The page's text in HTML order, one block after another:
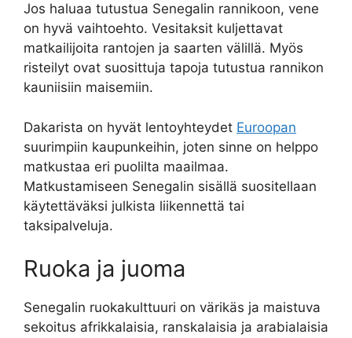
Jos haluaa tutustua Senegalin rannikoon, vene
on hyvä vaihtoehto. Vesitaksit kuljettavat
matkailijoita rantojen ja saarten välillä. Myös
risteilyt ovat suosittuja tapoja tutustua rannikon
kauniisiin maisemiin.
Dakarista on hyvät lentoyhteydet Euroopan
suurimpiin kaupunkeihin, joten sinne on helppo
matkustaa eri puolilta maailmaa.
Matkustamiseen Senegalin sisällä suositellaan
käytettäväksi julkista liikennettä tai
taksipalveluja.
Ruoka ja juoma
Senegalin ruokakulttuuri on värikäs ja maistuva
sekoitus afrikkalaisia, ranskalaisia ja arabialaisia